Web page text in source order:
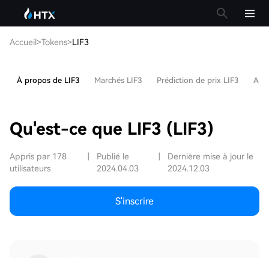
Accueil>Tokens>LIF3
À propos de LIF3 Marchés LIF3 Prédiction de prix LIF3
Qu'est-ce que LIF3 (LIF3)
Appris par 178
utilisateurs
Publié le
2024.04.03
Dernière mise à jour le
2024.12.03
S'inscrire